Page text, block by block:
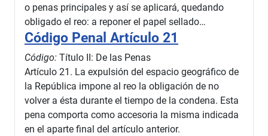
o penas principales y así se aplicará, quedando
obligado el reo: a reponer el papel sellado…
Código Penal Artículo 21
Código: Título II: De las Penas
Artículo 21. La expulsión del espacio geográfico de
la República impone al reo la obligación de no
volver a ésta durante el tiempo de la condena. Esta
pena comporta como accesoria la misma indicada
en el aparte final del artículo anterior.